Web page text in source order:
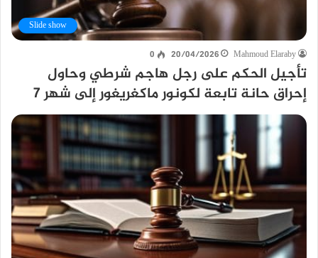
Slide show
Mahmoud Elaraby
20/04/2026
0
تأجيل الحكم على رجل هاجم شرطي وحاول
إحراق حانة تابعة لكونور ماكغريغور إلى شهر 7